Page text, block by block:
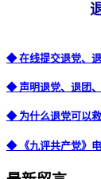
◆ 在线提交退党、
◆ 声明退党、退团
◆ 为什么退党可以
◆ 《九评共产党》